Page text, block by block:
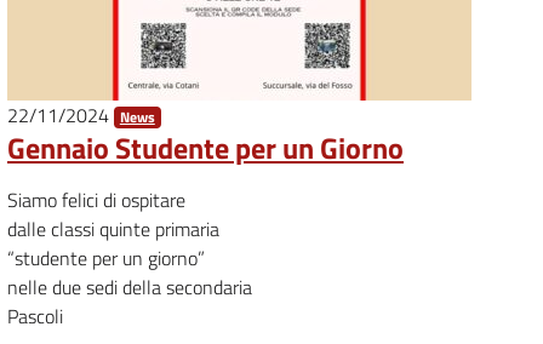
22/11/2024 News
Gennaio Studente per un Giorno
Siamo felici di ospitare
dalle classi quinte primaria
“studente per un giorno”
nelle due sedi della secondaria
Pascoli